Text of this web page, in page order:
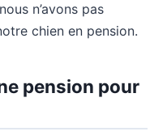
n’avons pas
chien en pension.
pension pour